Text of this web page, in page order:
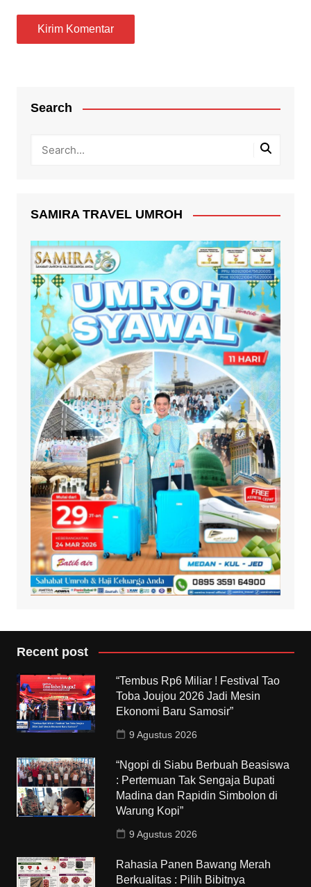
Search
SAMIRA TRAVEL UMROH
Recent post
“Tembus Rp6 Miliar ! Festival Tao
Toba Joujou 2026 Jadi Mesin
Ekonomi Baru Samosir”
9 Agustus 2026
“Ngopi di Siabu Berbuah Beasiswa
: Pertemuan Tak Sengaja Bupati
Madina dan Rapidin Simbolon di
Warung Kopi”
9 Agustus 2026
Rahasia Panen Bawang Merah
Berkualitas : Pilih Bibitnya